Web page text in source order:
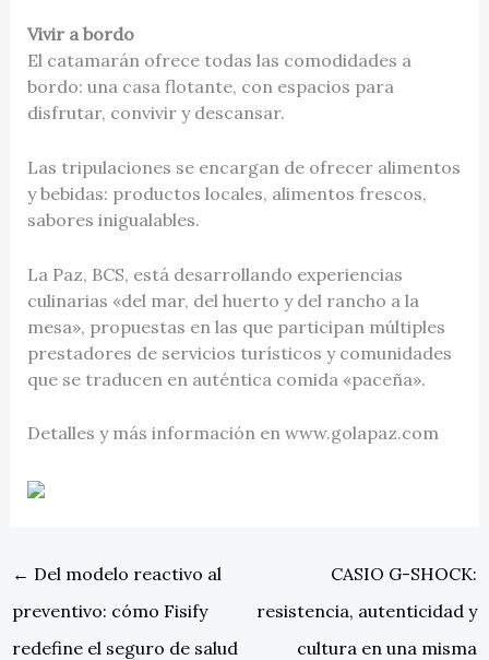
Vivir a bordo
El catamarán ofrece todas las comodidades a
bordo: una casa flotante, con espacios para
disfrutar, convivir y descansar.
Las tripulaciones se encargan de ofrecer alimentos
y bebidas: productos locales, alimentos frescos,
sabores inigualables.
La Paz, BCS, está desarrollando experiencias
culinarias «del mar, del huerto y del rancho a la
mesa», propuestas en las que participan múltiples
prestadores de servicios turísticos y comunidades
que se traducen en auténtica comida «paceña».
Detalles y más información en www.golapaz.com
← Del modelo reactivo al
preventivo: cómo Fisify
redefine el seguro de salud
CASIO G-SHOCK:
resistencia, autenticidad y
cultura en una misma